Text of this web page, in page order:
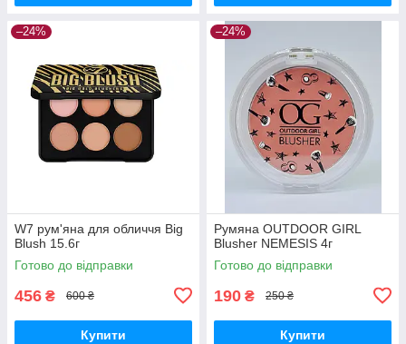
–24%
W7 рум'яна для обличчя Big
Blush 15.6г
Готово до відправки
456 ₴ 600 ₴
Купити
–24%
Румяна OUTDOOR GIRL
Blusher NEMESIS 4г
Готово до відправки
190 ₴ 250 ₴
Купити